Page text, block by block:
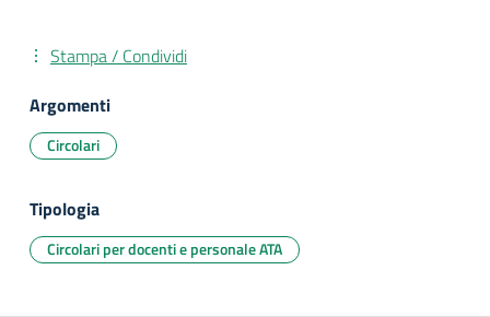
Stampa / Condividi
Argomenti
Circolari
Tipologia
Circolari per docenti e personale ATA